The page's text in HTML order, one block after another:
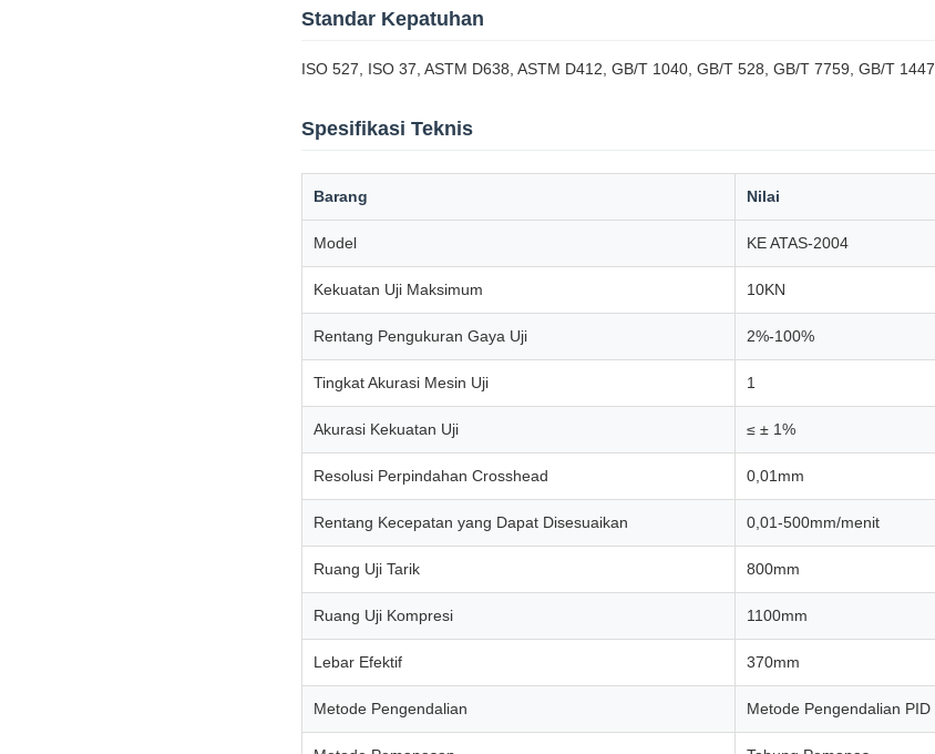
Standar Kepatuhan
ISO 527, ISO 37, ASTM D638, ASTM D412, GB/T 1040, GB/T 528, GB/T 7759, GB/T 1447
Spesifikasi Teknis
Barang Nilai
Model KE ATAS-2004
Kekuatan Uji Maksimum 10KN
Rentang Pengukuran Gaya Uji 2%-100%
Tingkat Akurasi Mesin Uji 1
Akurasi Kekuatan Uji ≤ ± 1%
Resolusi Perpindahan Crosshead 0,01mm
Rentang Kecepatan yang Dapat Disesuaikan 0,01-500mm/menit
Ruang Uji Tarik 800mm
Ruang Uji Kompresi 1100mm
Lebar Efektif 370mm
Metode Pengendalian Metode Pengendalian PID